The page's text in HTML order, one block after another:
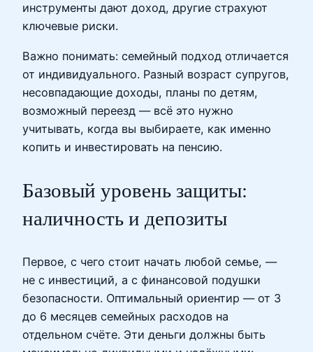
инструменты дают доход, другие страхуют
ключевые риски.
Важно понимать: семейный подход отличается
от индивидуального. Разный возраст супругов,
несовпадающие доходы, планы по детям,
возможный переезд — всё это нужно
учитывать, когда вы выбираете, как именно
копить и инвестировать на пенсию.
Базовый уровень защиты:
наличность и депозиты
Первое, с чего стоит начать любой семье, —
не с инвестиций, а с финансовой подушки
безопасности. Оптимальный ориентир — от 3
до 6 месяцев семейных расходов на
отдельном счёте. Эти деньги должны быть